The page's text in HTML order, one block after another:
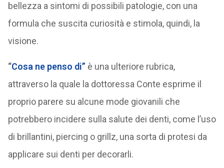
bellezza a sintomi di possibili patologie, con una
formula che suscita curiosità e stimola, quindi, la
visione.
“Cosa ne penso di” è una ulteriore rubrica,
attraverso la quale la dottoressa Conte esprime il
proprio parere su alcune mode giovanili che
potrebbero incidere sulla salute dei denti, come l’uso
di brillantini, piercing o grillz, una sorta di protesi da
applicare sui denti per decorarli.